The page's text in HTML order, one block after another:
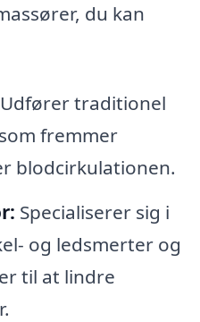
du kan
Udfører traditionel
fremmer
blodcirkulationen.
Specialiserer sig i
og ledsmerter og
til at lindre